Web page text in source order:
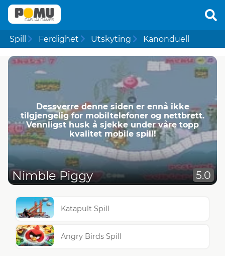
Spill Ferdighet Utskyting Kanonduell
Dessverre denne siden er ennå ikke
tilgjengelig for mobiltelefoner og nettbrett.
Vennligst husk å sjekke under våre topp
kvalitet mobile spill!
Nimble Piggy 5.0
Katapult Spill
Angry Birds Spill